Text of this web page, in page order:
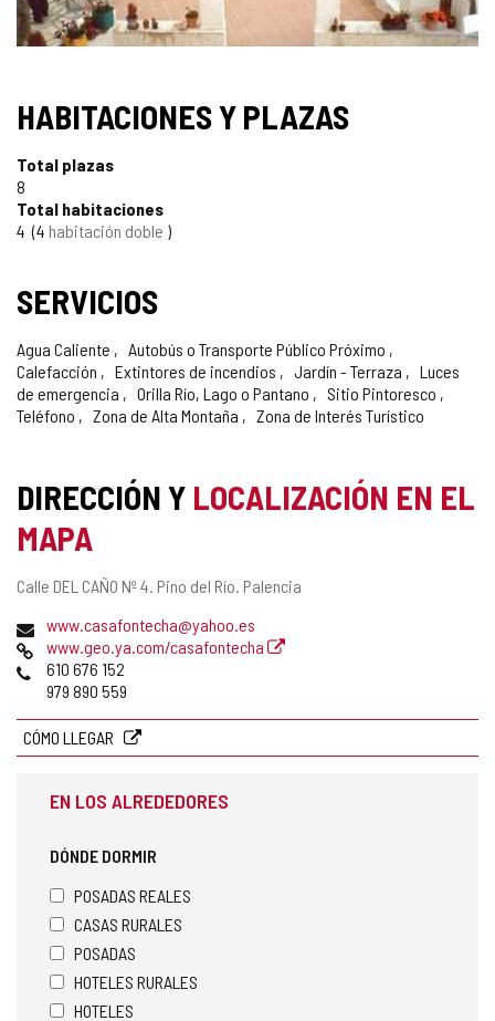
HABITACIONES Y PLAZAS
Total plazas
8
Total habitaciones
4 4 habitación doble
SERVICIOS
Agua Caliente
Autobús o Transporte Público Próximo
Calefacción
Extintores de incendios Jardín - Terraza
Luces
de emergencia
Orilla Río, Lago o Pantano
Sitio Pintoresco
Teléfono
Zona de Alta Montaña Zona de Interés Turístico
DIRECCIÓN Y LOCALIZACIÓN EN EL
MAPA
Dirección
Calle DEL CAÑO Nº 4. Pino del Río. Palencia
Dirección
de
correo
electrónico
www.casafontecha@yahoo.es
Página
Web
www.geo.ya.com/casafontecha
Teléfonos
610 676 152
979 890 559
CÓMO LLEGAR
EN LOS ALREDEDORES
DÓNDE DORMIR
POSADAS REALES
CASAS RURALES
POSADAS
HOTELES RURALES
HOTELES